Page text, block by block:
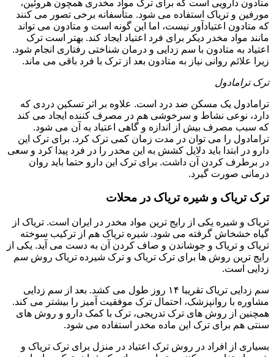
متادون دارویی است که برای ترک مواد مخدری همچون هروئین،
مورفین و تریاک استفاده می شود. متأسفانه برخی تصور می کنند
که متادون اعتیادآور نیست، اما این گونه است و متادون می تواند
مانند مواد مخدر دیکر برای فرد اعتیاد ایجاد کند. بهتر است ترک
اعتیاد به متادون با سم زدایی و درمان شناختی رفتاری انجام شود.
زیرا علائم روانی نیاز به متادون بعد از ترک با فرد باقی می ماند.
ترک ترامادول
ترامادول یک مسکن ضد درد است. علاوه بر اثر تسکین دردی که
دارد، نوعی نشاط و سرخوشی هم در مصرف کننده ایجاد می کند
که سبب مصرف بیش از اندازه و گاهی اعتیاد به آن می شود.
ترامادول را می توان در مدت زمان کمی ترک کرد. برای ترک این
دارو در ابتدا باید دلایل کشش به این مخدر را در فرد پیدا کرد و سعی
در برطرف کردن آن داشت. برای ترک این دارو حتما باید روان
درمانی صورت گیرد.
ترک تریاک و شیره تریاک در محلات
تریاک و شیره یکی از رایج ترین مواد مخدر در ایران است. تریاک از
گیاه خشخاش گرفته می شود. شیره تریاک هم از ترکیب سوخته
تریاک و تریاک و جوشاندن و صاف کردن آن به دست می آید. یکی از
رایج ترین روش ها برای ترک تریاک و ترک شیرده تریاک روش سم
زدایی است.
سم زدایی تریاک تقریبا ۱۴ روز طول می کشد. بعد از سم زدایی
مشاوره با روانپزشک، احتمال ترک موفقیت آمیز را بیشتر می کند.
همچنین از روش های ترک تدریجی، ترک با کمک دارو و روش های
سنتی هم برای ترک این ماده مخدر استفاده می شود.
بسیاری از افراد در روش ترک اعتیاد در منزل برای ترک تریاک و